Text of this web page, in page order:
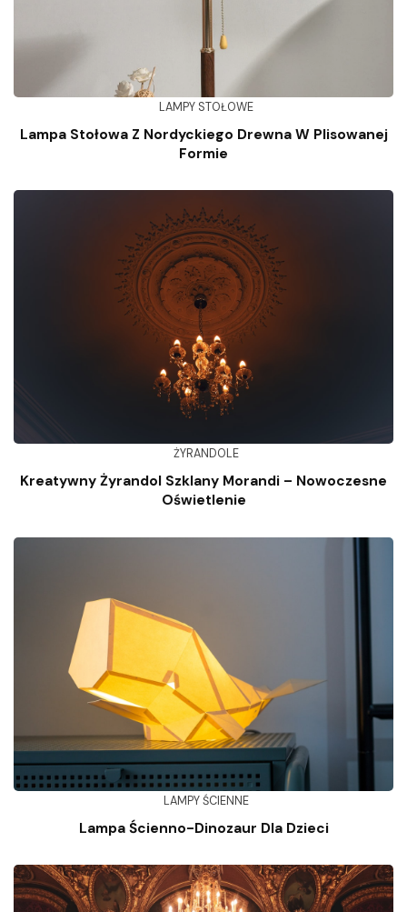
LAMPY STOŁOWE
Lampa Stołowa Z Nordyckiego Drewna W Plisowanej
Formie
ŻYRANDOLE
Kreatywny Żyrandol Szklany Morandi – Nowoczesne
Oświetlenie
LAMPY ŚCIENNE
Lampa Ścienno-Dinozaur Dla Dzieci